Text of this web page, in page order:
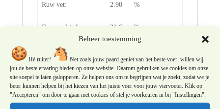
Beheer toestemming
Hé ruiter!
Net zoals jouw paard geniet van het beste voer, willen wij
jou de beste ervaring bieden op onze website. Daarom gebruiken we cookies om onze
site soepel te laten galopperen. Ze helpen ons om te begrijpen wat je zoekt, zodat we je
beter kunnen helpen bij het kiezen van het juiste voer voor jouw viervoeter. Klik op
"Accepteren" om door te gaan met cookies of stel je voorkeuren in bij "Instellingen".
Ruw vet: 2.90 %
Ruwe celstof: 31.6 %
Ruwe as:
Zetmeel: 2.8 %
Suikers: 8.3 %